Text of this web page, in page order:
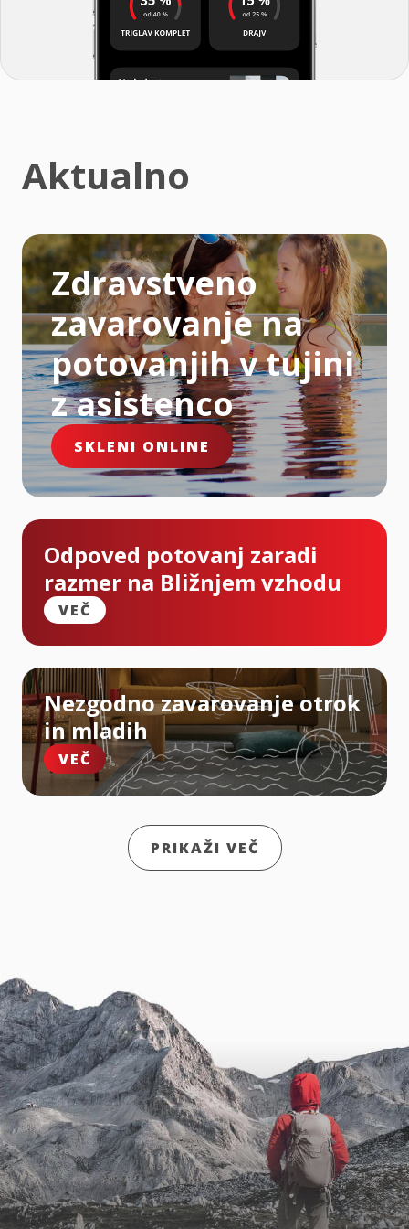
Aktualno
Zdravstveno
zavarovanje na
potovanjih v tujini
z asistenco
SKLENI ONLINE
Odpoved potovanj zaradi
razmer na Bližnjem vzhodu
VEČ
Nezgodno zavarovanje otrok
in mladih
VEČ
PRIKAŽI VEČ